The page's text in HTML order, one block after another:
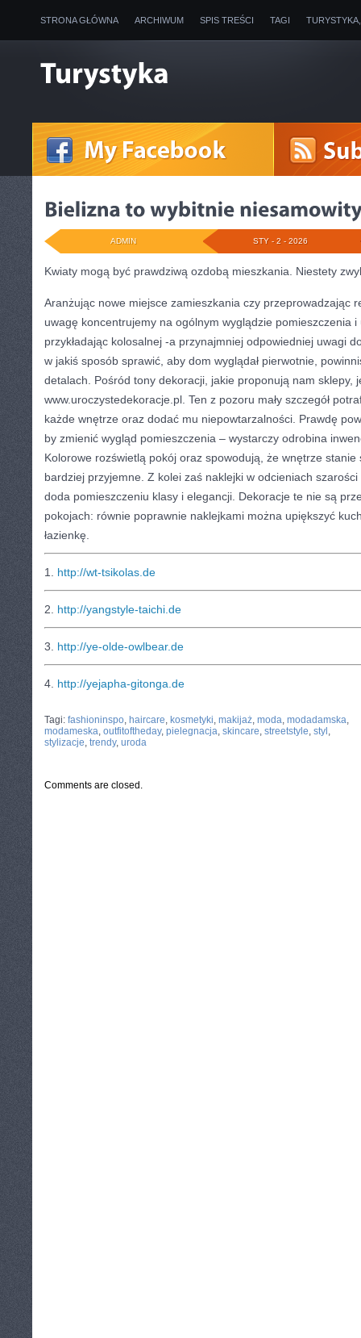
STRONA GŁÓWNA ARCHIWUM SPIS TREŚCI TAGI
STY - 2 - 2026
ADMIN
Kwiaty mogą być prawdziwą ozdobą mieszkania. Niestety
Aranżując nowe miejsce zamieszkania czy przeprowadzając
uwagę koncentrujemy na ogólnym wyglądzie pomieszczenia
przykładając kolosalnej -a przynajmniej odpowiedniej uwagi
w jakiś sposób sprawić, aby dom wyglądał pierwotnie,
detalach. Pośród tony dekoracji, jakie proponują nam sklepy,
www.uroczystedekoracje.pl. Ten z pozoru mały szczegół
każde wnętrze oraz dodać mu niepowtarzalności. Prawdę
by zmienić wygląd pomieszczenia – wystarczy odrobina
Kolorowe rozświetlą pokój oraz spowodują, że wnętrze stanie
bardziej przyjemne. Z kolei zaś naklejki w odcieniach
doda pomieszczeniu klasy i elegancji. Dekoracje te nie są
pokojach: równie poprawnie naklejkami można upiększyć
łazienkę.
1. http://wt-tsikolas.de
2. http://yangstyle-taichi.de
3. http://ye-olde-owlbear.de
4. http://yejapha-gitonga.de
Tagi: fashioninspo, haircare, kosmetyki, makijaż, moda, modadamska,
modameska, outfitoftheday, pielegnacja, skincare, streetstyle, styl ,
stylizacje, trendy, uroda
Comments are closed.